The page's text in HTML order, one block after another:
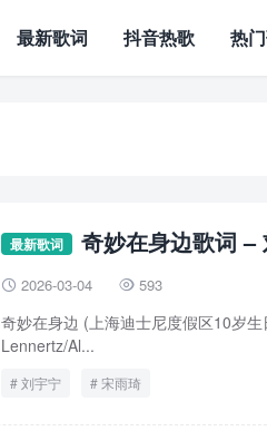
最新歌词 抖音热歌 热
最新歌词 奇妙在身边歌词 –
 2026-03-04  593
奇妙在身边 (上海迪士尼度假区10岁
Lennertz/Al...
刘宇宁 宋雨琦